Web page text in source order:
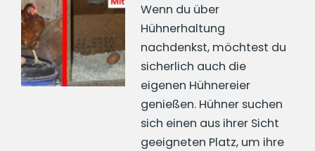
Wenn du über
Hühnerhaltung
nachdenkst, möchtest du
sicherlich auch die
eigenen Hühnereier
genießen. Hühner suchen
sich einen aus ihrer Sicht
geeigneten Platz, um ihre